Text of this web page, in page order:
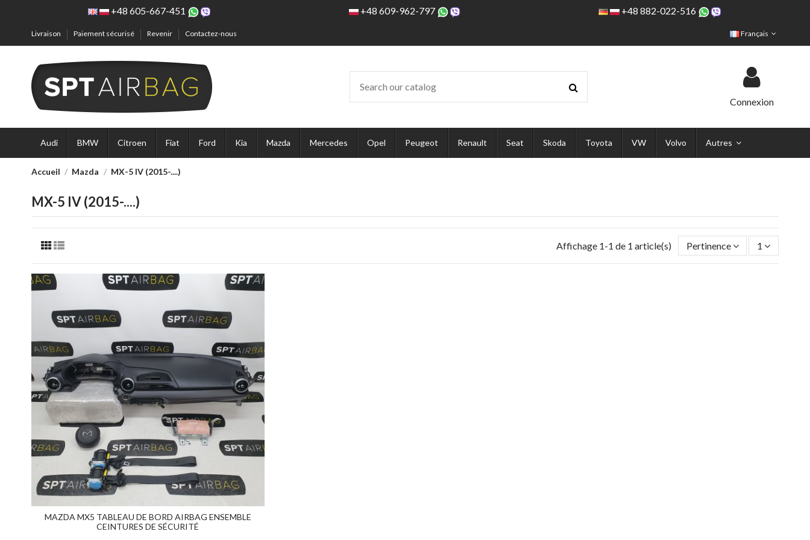
+48 605-667-451 +48 609-962-797 +48 882-022-516
Livraison Paiement sécurisé Revenir Contactez-nous Français
Connexion
Audi BMW Citroen Fiat Ford Kia Mazda Mercedes Opel Peugeot Renault Seat Skoda Toyota VW Volvo Autres
Accueil Mazda MX-5 IV (2015-....)
MX-5 IV (2015-....)
Affichage 1-1 de 1 article(s) Pertinence 1
MAZDA MX5 TABLEAU DE BORD AIRBAG ENSEMBLE
CEINTURES DE SÉCURITÉ